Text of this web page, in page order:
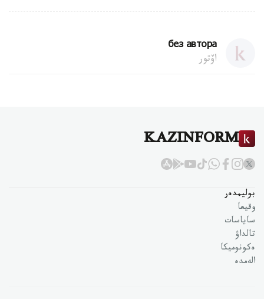
без автора
اۆتور
KAZINFORM
بوليمدەر
وقيعا
ساياسات
تالداۋ
ەكونوميكا
الەمدە